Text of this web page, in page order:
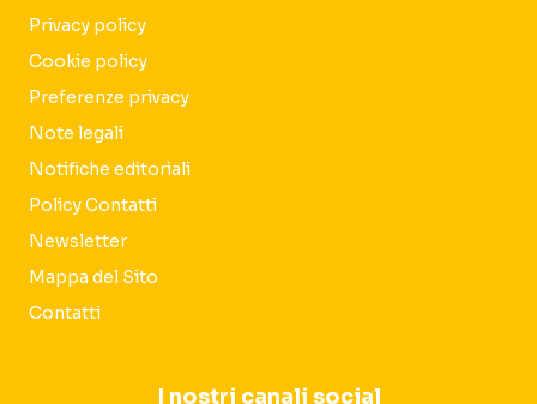
Privacy policy
Cookie policy
Preferenze privacy
Note legali
Notifiche editoriali
Policy Contatti
Newsletter
Mappa del Sito
Contatti
I nostri canali social